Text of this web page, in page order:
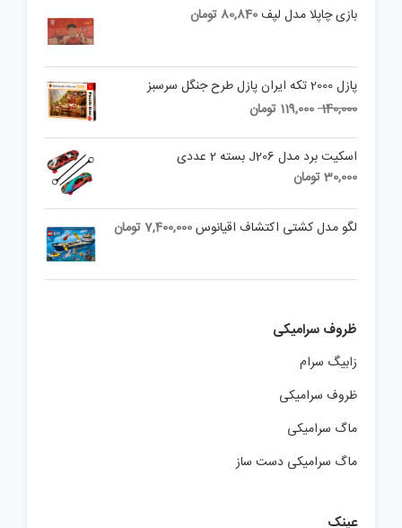
2,500,000 تومان.
2,250,000 تومان.
بازی چاپلا مدل لپف80,840 تومان
پازل 2000 تکه ایران پازل طرح جنگل سرسبز
140,000
Original
140,000 تومان.
119,000 تومان
119,000 تومان.
اسکیت برد مدل J206 بسته 2 عددی
30,000تومان
لگو مدل کشتی اکتشاف اقیانوس7,400,000تومان
ظروف سرامیکی
زابیگ سرام
ظروف سرامیکی
ماگ سرامیکی
ماگ سرامیکی دست ساز
عینک